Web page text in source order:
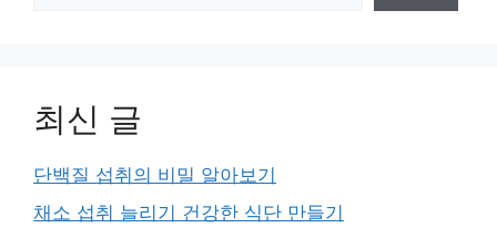
최신 글
단백질 섭취의 비밀 알아보기
채소 섭취 늘리기 건강한 식단 만들기